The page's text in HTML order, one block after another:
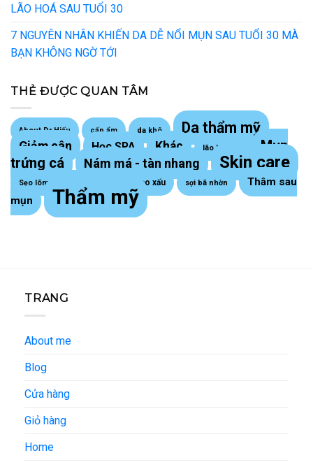
LÃO HOÁ SAU TUỔI 30
7 NGUYÊN NHÂN KHIẾN DA DỄ NỔI MỤN SAU TUỔI 30 MÀ
BẠN KHÔNG NGỜ TỚI
THẺ ĐƯỢC QUAN TÂM
About Dr Hiếu cấp ẩm da khô Da thẩm mỹ
Giảm cân Học SPA Khác lão hoá da
Mụn
trứng cá
Nám má - tàn nhang Skin care
Sẹo lõm trứng cá Sẹo lồi - sẹo xấu sợi bã nhờn
Thâm sau
mụn
Thẩm mỹ
TRANG
About me
Blog
Cửa hàng
Giỏ hàng
Home